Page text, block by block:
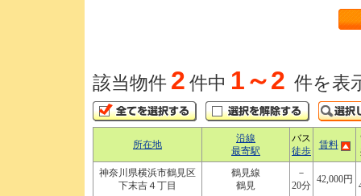
該当物件 2 件中 1～2 件を表
所在地
沿線
最寄駅
バス
徒歩
賃料
神奈川県横浜市鶴見区
下末吉４丁目
鶴見線
鶴見
－
20分
42,000円